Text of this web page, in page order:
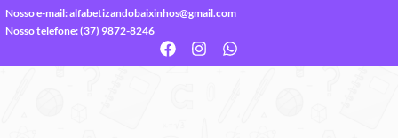
Nosso e-mail:alfabetizandobaixinhos@gmail.com
Nosso telefone: (37) 9872-8246